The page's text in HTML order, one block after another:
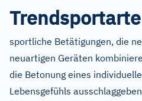
sportliche Betätigungen, die
neuartigen Geräten
die Betonung eines
Lebensgefühls